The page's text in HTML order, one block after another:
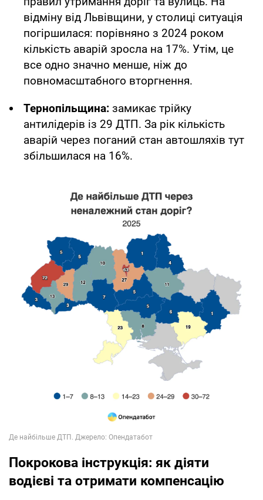
відміну від Львівщини, у столиці ситуація
погіршилася: порівняно з 2024 роком
кількість аварій зросла на 17%. Утім, це
все одно значно менше, ніж до
повномасштабного вторгнення.
Тернопільщина: замикає трійку
антилідерів із 29 ДТП. За рік кількість
аварій через поганий стан автошляхів тут
збільшилася на 16%.
Покрокова інструкція: як діяти
водієві та отримати компенсацію